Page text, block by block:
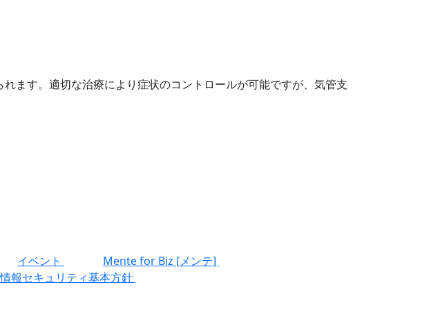
ます。適切な治療により症状のコントロールが可能ですが、気管支
イベント
Mente for Biz [メンテ]
情報セキュリティ基本方針